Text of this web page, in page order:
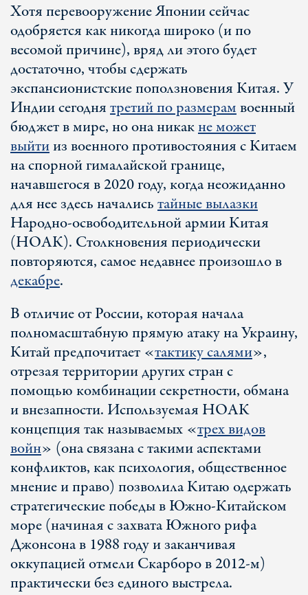
Хотя перевооружение Японии сейчас
одобряется как никогда широко (и по
весомой причине), вряд ли этого будет
достаточно, чтобы сдержать
экспансионистские поползновения Китая. У
Индии сегоднятретий по размерамвоенный
бюджет в мире, но она никакне может
выйтииз военного противостояния с Китаем
на спорной гималайской границе,
начавшегося в 2020 году, когда неожиданно
для нее здесь началисьтайные вылазки
Народно-освободительной армии Китая
(НОАК). Столкновения периодически
повторяются, самое недавнее произошло в
декабре.
В отличие от России, которая начала
полномасштабную прямую атаку на Украину,
Китай предпочитает «тактику салями»,
отрезая территории других стран с
помощью комбинации секретности, обмана
и внезапности. Используемая НОАК
концепция так называемых «трех видов
войн» (она связана с такими аспектами
конфликтов, как психология, общественное
мнение и право) позволила Китаю одержать
стратегические победы в Южно-Китайском
море (начиная с захвата Южного рифа
Джонсона в 1988 году и заканчивая
оккупацией отмели Скарборо в 2012-м)
практически без единого выстрела.